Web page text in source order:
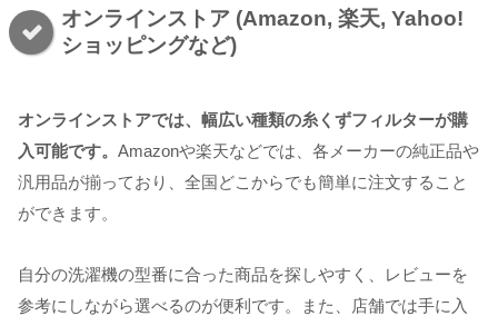
オンラインストア (Amazon, 楽天, Yahoo!
ショッピングなど)
オンラインストアでは、幅広い種類の糸くずフィルターが購
入可能です。 Amazonや楽天などでは、各メーカーの純正品や
汎用品が揃っており、全国どこからでも簡単に注文すること
ができます。
自分の洗濯機の型番に合った商品を探しやすく、レビューを
参考にしながら選べるのが便利です。また、店舗では手に入